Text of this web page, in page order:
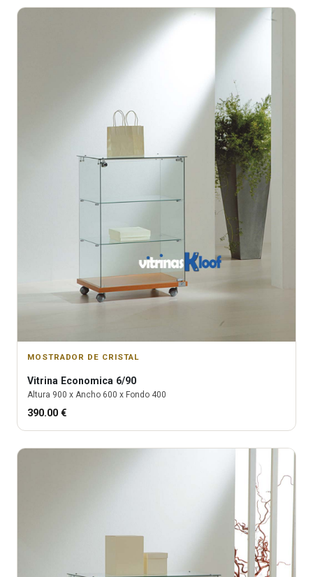
MOSTRADOR DE CRISTAL
Vitrina Economica 6/90
Altura 900 x Ancho 600 x Fondo 400
390.00 €